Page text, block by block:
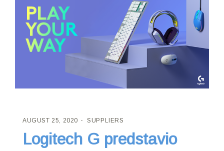
AUGUST 25, 2020 SUPPLIERS
Logitech G predstavio